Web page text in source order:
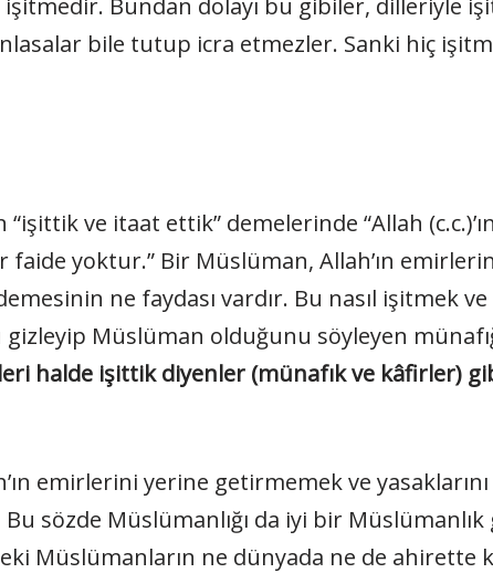
Bundan dolayı bu gibiler, dilleriyle
bile tutup icra etmezler. Sanki hiç
ve itaat ettik” demelerinde “Allah
yoktur.” Bir Müslüman, Allah’ın
ne faydası vardır. Bu nasıl işitmek ve
Müslüman olduğunu söyleyen
halde işittik diyenler (münafık ve kâfirler)
emirlerini yerine getirmemek ve
sözde Müslümanlığı da iyi bir
Müslümanların ne dünyada ne de ahirette